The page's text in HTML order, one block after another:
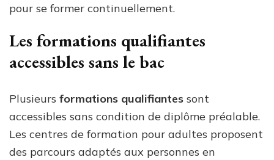
pour se former continuellement.
Les formations qualifiantes
accessibles sans le bac
Plusieurs formations qualifiantes sont
accessibles sans condition de diplôme préalable.
Les centres de formation pour adultes proposent
des parcours adaptés aux personnes en